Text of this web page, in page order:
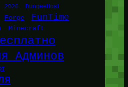
2026 BungeeHost
Forge FunTime
Minecraft
Админов